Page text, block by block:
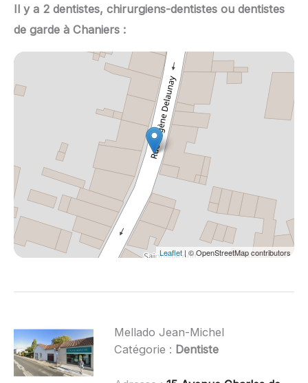
Il y a 2 dentistes, chirurgiens-dentistes ou dentistes
de garde à Chaniers :
Leaflet| © OpenStreetMap contributors
Mellado Jean-Michel
Catégorie : Dentiste